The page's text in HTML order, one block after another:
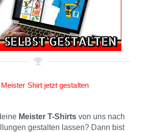
Meister Shirt jetzt gestalten
Meister T-Shirts von uns nach
gestalten lassen? Dann bist